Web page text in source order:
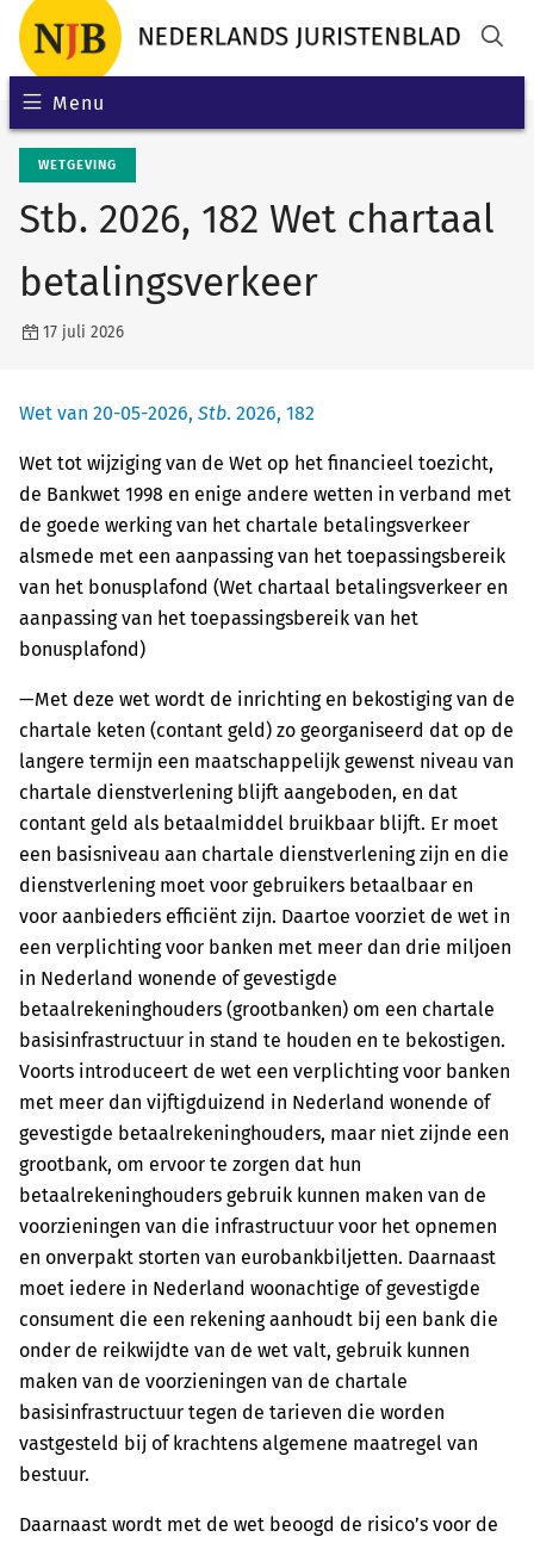
Menu
WETGEVING
Stb. 2026, 182 Wet chartaal
betalingsverkeer
17 juli 2026
Wet van 20-05-2026, Stb. 2026, 182
Wet tot wijziging van de Wet op het financieel toezicht,
de Bankwet 1998 en enige andere wetten in verband met
de goede werking van het chartale betalingsverkeer
alsmede met een aanpassing van het toepassingsbereik
van het bonusplafond (Wet chartaal betalingsverkeer en
aanpassing van het toepassingsbereik van het
bonusplafond)
—Met deze wet wordt de inrichting en bekostiging van de
chartale keten (contant geld) zo georganiseerd dat op de
langere termijn een maatschappelijk gewenst niveau van
chartale dienstverlening blijft aangeboden, en dat
contant geld als betaalmiddel bruikbaar blijft. Er moet
een basisniveau aan chartale dienstverlening zijn en die
dienstverlening moet voor gebruikers betaalbaar en
voor aanbieders efficiënt zijn. Daartoe voorziet de wet in
een verplichting voor banken met meer dan drie miljoen
in Nederland wonende of gevestigde
betaalrekeninghouders (grootbanken) om een chartale
basisinfrastructuur in stand te houden en te bekostigen.
Voorts introduceert de wet een verplichting voor banken
met meer dan vijftigduizend in Nederland wonende of
gevestigde betaalrekeninghouders, maar niet zijnde een
grootbank, om ervoor te zorgen dat hun
betaalrekeninghouders gebruik kunnen maken van de
voorzieningen van die infrastructuur voor het opnemen
en onverpakt storten van eurobankbiljetten. Daarnaast
moet iedere in Nederland woonachtige of gevestigde
consument die een rekening aanhoudt bij een bank die
onder de reikwijdte van de wet valt, gebruik kunnen
maken van de voorzieningen van de chartale
basisinfrastructuur tegen de tarieven die worden
vastgesteld bij of krachtens algemene maatregel van
bestuur.
Daarnaast wordt met de wet beoogd de risico’s voor de